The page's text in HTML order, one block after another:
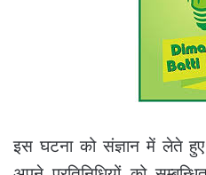
इस घटना को संज्ञान में लेते हुए